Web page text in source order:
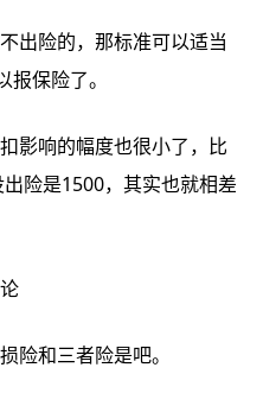
出险的，那标准可以适当
保险了。
影响的幅度也很小了，比
险是1500，其实也就相差
险和三者险是吧。